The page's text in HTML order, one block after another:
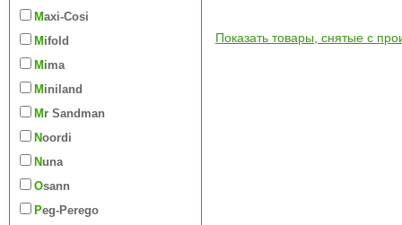
Maxi-Cosi
Mifold
Mima
Miniland
Mr Sandman
Noordi
Nuna
Osann
Peg-Perego
Показать товары, снятые с